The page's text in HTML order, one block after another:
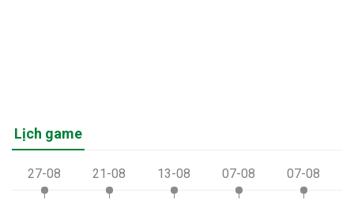
Lịch game
27-08 21-08 13-08 07-08 07-08